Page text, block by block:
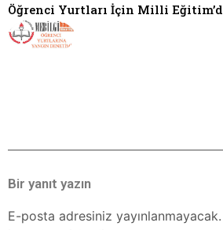
Öğrenci Yurtları İçin Milli
Bir yanıt yazın
E-posta adresiniz yayınlanmayacak.